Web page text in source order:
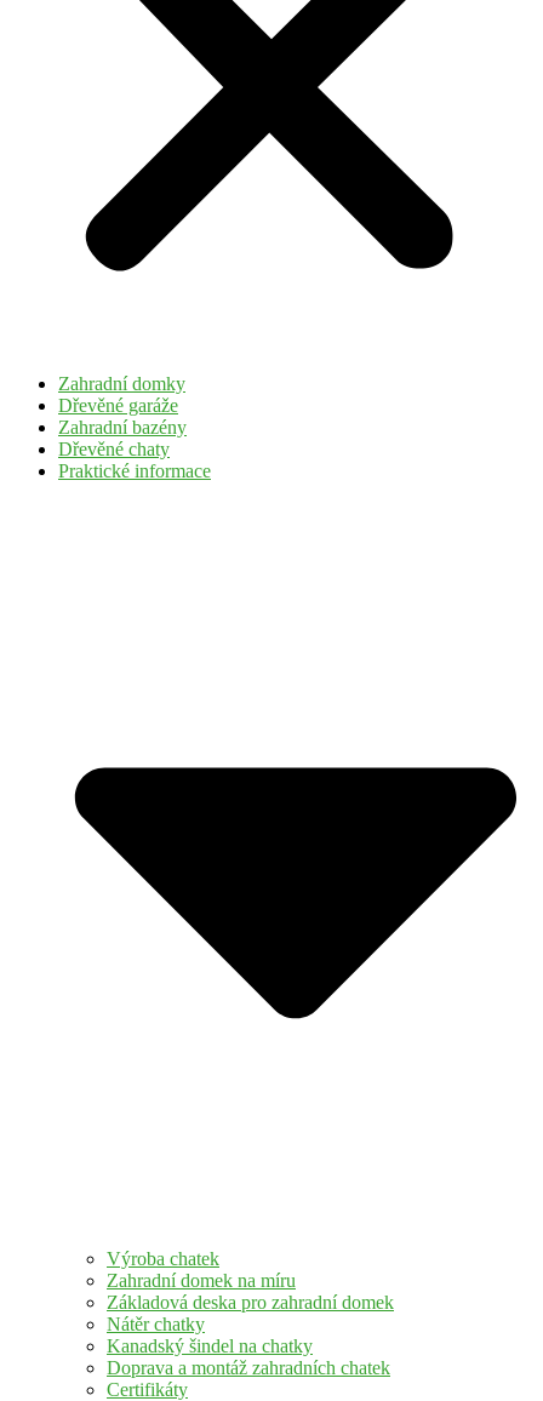
Zahradní domky
Dřevěné garáže
Zahradní bazény
Dřevěné chaty
Praktické informace
Výroba chatek
Zahradní domek na míru
Základová deska pro zahradní domek
Nátěr chatky
Kanadský šindel na chatky
Doprava a montáž zahradních chatek
Certifikáty